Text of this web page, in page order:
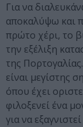
Για να
αποκαλύψω και
πρώτο χέρι, το
την εξέλιξη
της
είναι μεγίστης
όπου έχει
φιλοξενεί ένα
για να